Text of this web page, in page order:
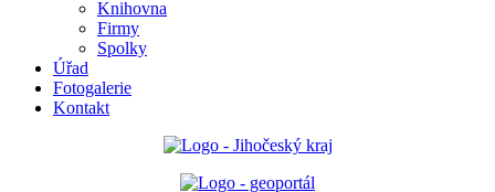
Knihovna
Firmy
Spolky
Úřad
Fotogalerie
Kontakt